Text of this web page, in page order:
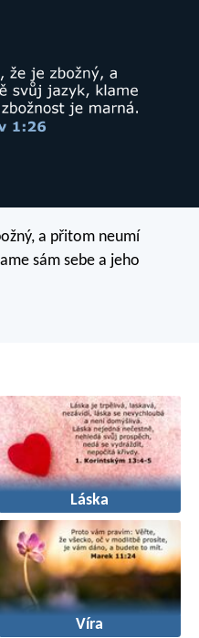
a přitom neumí
sám sebe a jeho
Láska
Víra